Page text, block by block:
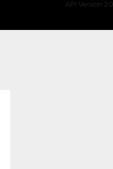
API Version 2.0